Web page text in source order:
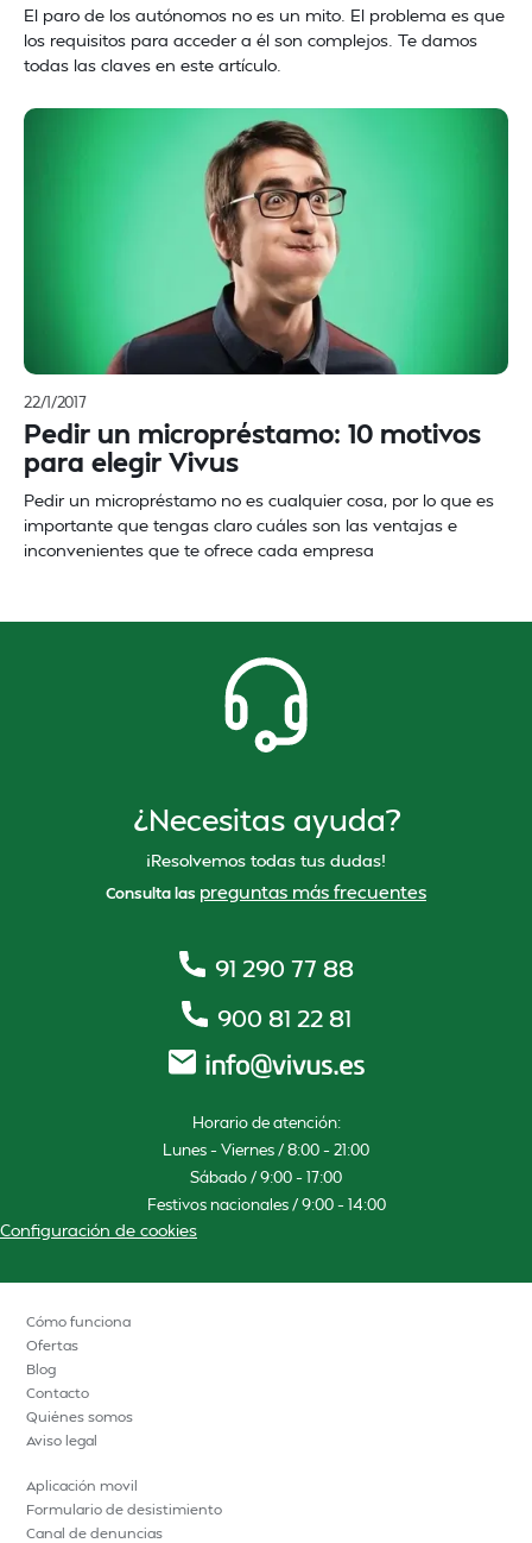
El paro de los autónomos no es un mito. El problema es que
los requisitos para acceder a él son complejos. Te damos
todas las claves en este artículo.
22/1/2017
Pedir un micropréstamo: 10 motivos
para elegir Vivus
Pedir un micropréstamo no es cualquier cosa, por lo que es
importante que tengas claro cuáles son las ventajas e
inconvenientes que te ofrece cada empresa
¿Necesitas ayuda?
¡Resolvemos todas tus dudas!
Consulta las preguntas más frecuentes
91 290 77 88
900 81 22 81
Horario de atención:
Lunes – Viernes / 8:00 – 21:00
Sábado / 9:00 – 17:00
Festivos nacionales / 9:00 – 14:00
Configuración de cookies
Cómo funciona
Ofertas
Blog
Contacto
Quiénes somos
Aviso legal
Aplicación movil
Formulario de desistimiento
Canal de denuncias